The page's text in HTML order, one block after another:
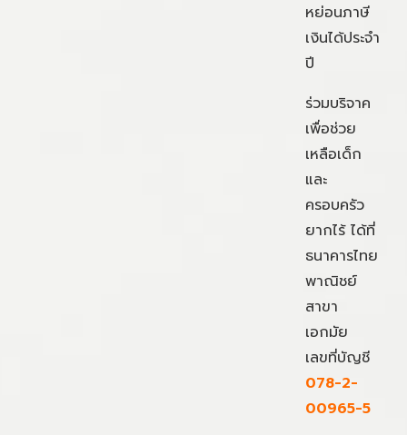
หย่อนภาษี
เงินได้ประจำ
ปี
ร่วมบริจาค
เพื่อช่วย
เหลือเด็ก
และ
ครอบครัว
ยากไร้ ได้ที่
ธนาคารไทย
พาณิชย์
สาขา
เอกมัย
เลขที่บัญชี
078-2-
00965-5